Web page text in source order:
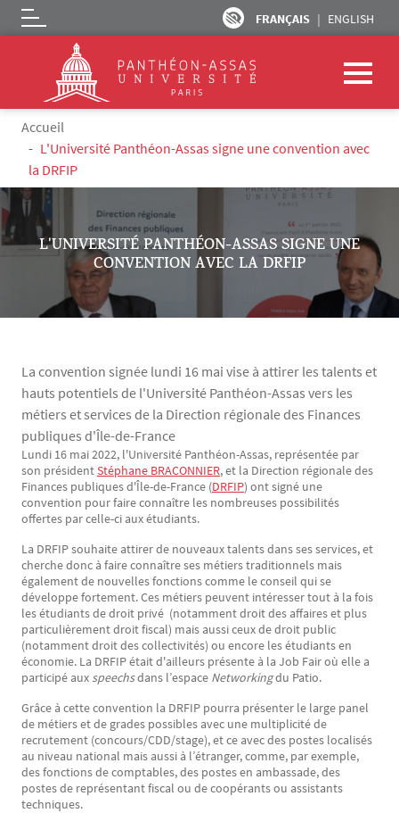
Aller au contenu principal
FRANÇAIS ENGLISH
Logo
Fil d'Ariane
Accueil
L'Université Panthéon-Assas signe une convention avec
la DRFIP
L'UNIVERSITÉ PANTHÉON-ASSAS SIGNE UNE
CONVENTION AVEC LA DRFIP
La convention signée lundi 16 mai vise à attirer les talents et
hauts potentiels de l'Université Panthéon-Assas vers les
métiers et services de la Direction régionale des Finances
publiques d'Île-de-France
Texte
Lundi 16 mai 2022, l'Université Panthéon-Assas, représentée par
son présidentStéphane BRACONNIER, et la Direction régionale des
Finances publiques d'Île-de-France (DRFIP) ont signé une
convention pour faire connaître les nombreuses possibilités
offertes par celle-ci aux étudiants.
La DRFIP souhaite attirer de nouveaux talents dans ses services, et
cherche donc à faire connaître ses métiers traditionnels mais
également de nouvelles fonctions comme le conseil qui se
développe fortement. Ces métiers peuvent intéresser tout à la fois
les étudiants de droit privé (notamment droit des affaires et plus
particulièrement droit fiscal) mais aussi ceux de droit public
(notamment droit des collectivités) ou encore les étudiants en
économie. La DRFIP était d'ailleurs présente à la Job Fair où elle a
participé aux speechsdans l’espace Networkingdu Patio.
Grâce à cette convention la DRFIP pourra présenter le large panel
de métiers et de grades possibles avec une multiplicité de
recrutement (concours/CDD/stage), et ce avec des postes localisés
au niveau national mais aussi à l’étranger, comme, par exemple,
des fonctions de comptables, des postes en ambassade, des
postes de représentant fiscal ou de coopérants ou assistants
techniques.